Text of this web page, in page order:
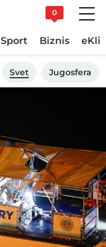
0
Sport Biznis
Svet Jugosfera